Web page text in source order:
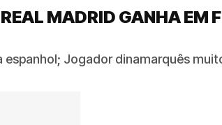
MADRID GANHA EM
Jogador dinamarquês